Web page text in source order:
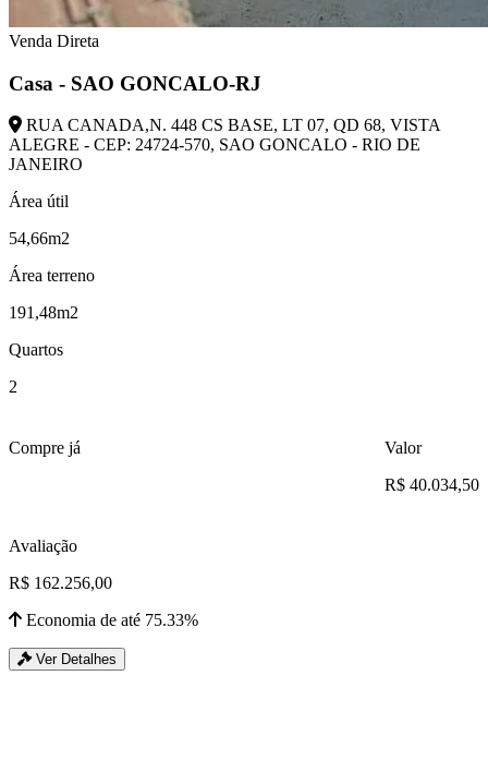
Venda Direta
Casa - SAO GONCALO-RJ
RUA CANADA,N. 448 CS BASE, LT 07, QD 68, VISTA
ALEGRE - CEP: 24724-570, SAO GONCALO - RIO DE
JANEIRO
Área útil
54,66m2
Área terreno
191,48m2
Quartos
2
Compre já
Valor
R$ 40.034,50
Avaliação
R$ 162.256,00
Economia de até 75.33%
Ver Detalhes